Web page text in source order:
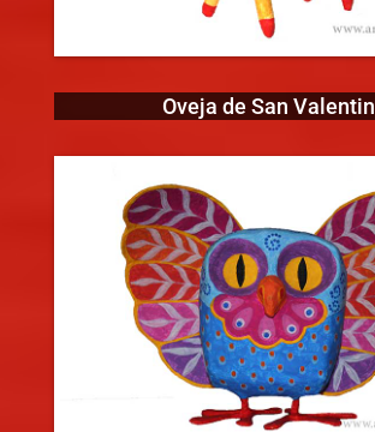
Oveja de San Valentin